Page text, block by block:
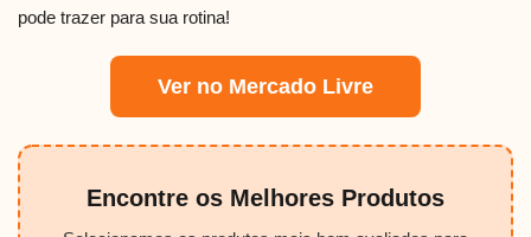
pode trazer para sua rotina!
Ver no Mercado Livre
Encontre os Melhores Produtos